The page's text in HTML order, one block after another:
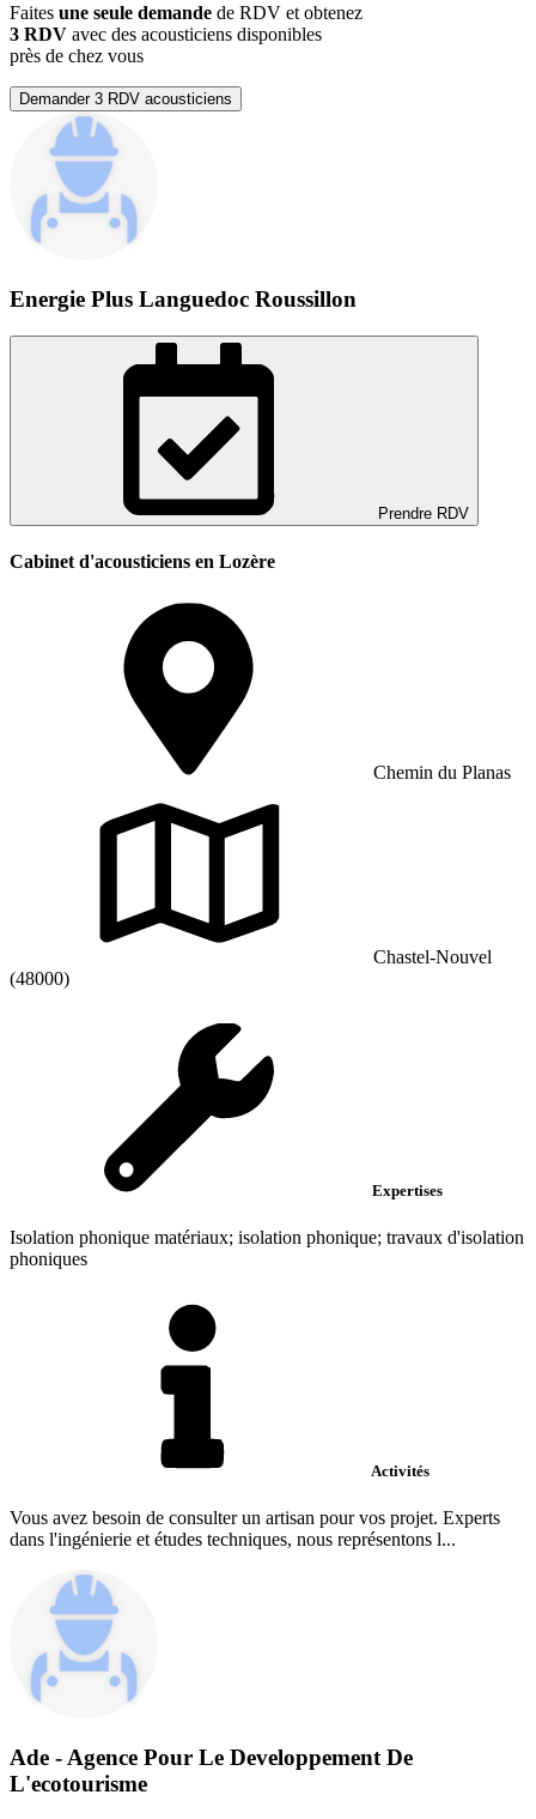
Faites une seule demande de RDV et obtenez
3 RDV avec des acousticiens disponibles
près de chez vous
Demander 3 RDV acousticiens
Energie Plus Languedoc Roussillon
Prendre RDV
Cabinet d'acousticiens en Lozère
Chemin du Planas
Chastel-Nouvel
(48000)
Expertises
Isolation phonique matériaux; isolation phonique; travaux d'isolation
phoniques
Activités
Vous avez besoin de consulter un artisan pour vos projet. Experts
dans l'ingénierie et études techniques, nous représentons l...
Ade - Agence Pour Le Developpement De
L'ecotourisme